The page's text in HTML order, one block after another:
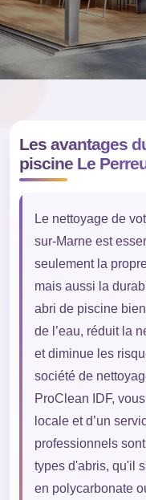
Les avantages
piscine Le
Le nettoyage de
sur-Marne est
seulement la
mais aussi la
abri de piscine
de l’eau, réduit la
et diminue les
société de
ProClean IDF,
locale et d’un
professionnels
types d'abris, qu'il
en polycarbonate